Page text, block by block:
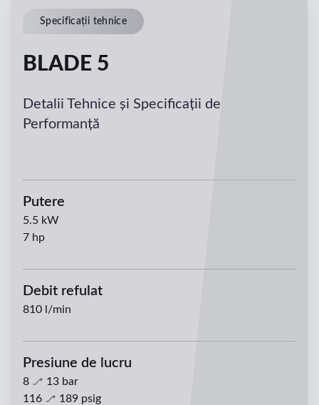
Specificații tehnice
BLADE 5
Detalii Tehnice și Specificații de
Performanță
Putere
5.5 kW
7 hp
Debit refulat
810 l/min
Presiune de lucru
8 13 bar
116
189 psig